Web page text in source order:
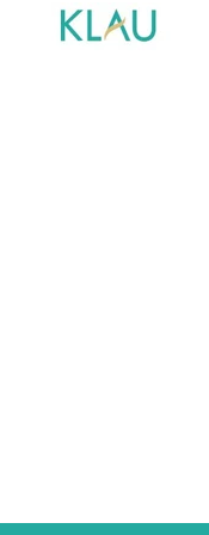
passer